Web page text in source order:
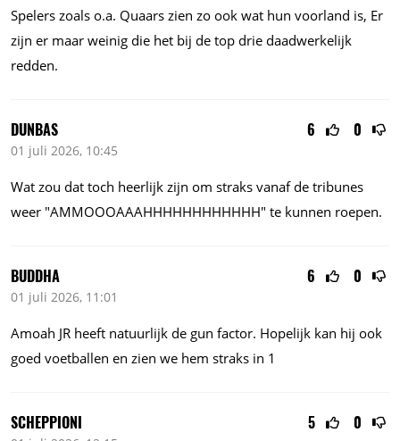
Spelers zoals o.a. Quaars zien zo ook wat hun voorland is, Er
zijn er maar weinig die het bij de top drie daadwerkelijk
redden.
6 0
DUNBAS
01 juli 2026, 10:45
Wat zou dat toch heerlijk zijn om straks vanaf de tribunes
weer "AMMOOOAAAHHHHHHHHHHHH" te kunnen roepen.
6 0
BUDDHA
01 juli 2026, 11:01
Amoah JR heeft natuurlijk de gun factor. Hopelijk kan hij ook
goed voetballen en zien we hem straks in 1
5 0
SCHEPPIONI